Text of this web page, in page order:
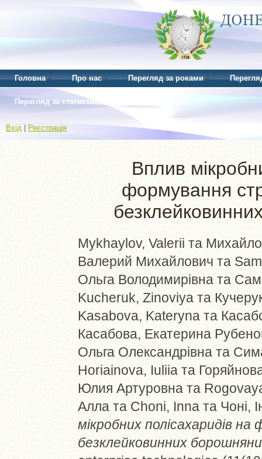
Головна Про нас Перегляд за роками
Перегляд за статистикою
Вхід Реєстрація
Вплив
формування
Mykhaylov, Valerii та
Валерий Михайлович та
Ольга Володимирівна та
Kucheruk, Zinoviya та
Kasabova, Kateryna та
Касабова, Екатерина
Ольга Олександрівна та
Horiainova, Iuliia та
Юлия Артуровна та
Алла та Choni, Inna та Чоні,
мікробних полісахаридів
безклейковинних